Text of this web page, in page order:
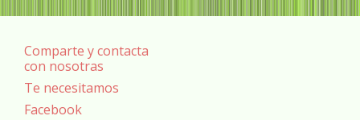
Comparte y contacta
con nosotras
Te necesitamos
Facebook